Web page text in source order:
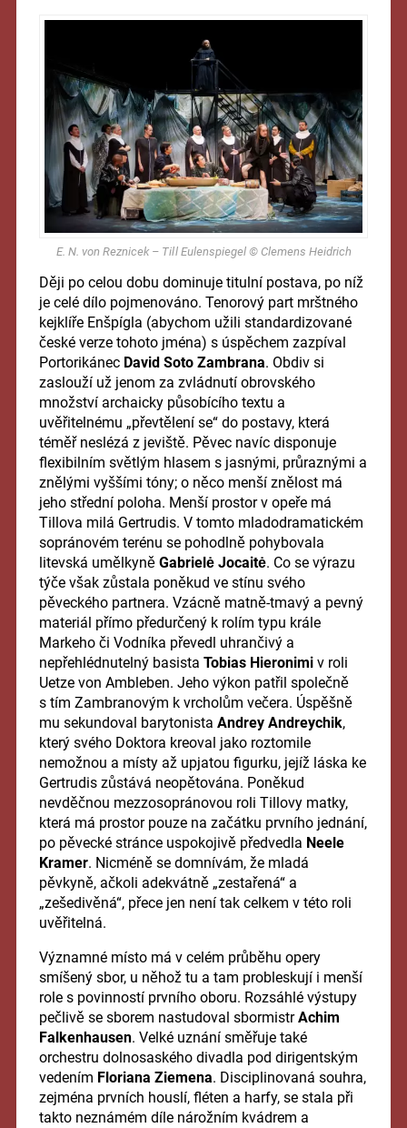
E. N. von Reznicek – Til l Eulenspiegel © Clemens Heidrich
Ději po celou dobu dominuje titulní postava, po níž
je celé dílo pojmenováno. Tenorový part mrštného
kejklíře Enšpígla (abychom užili standardizované
české verze tohoto jména) s úspěchem zazpíval
Portorikánec David Soto Zambrana. Obdiv si
zaslouží už jenom za zvládnutí obrovského
množství archaicky působícího textu a
uvěřitelnému „převtělení se“ do postavy, která
téměř neslézá z jeviště. Pěvec navíc disponuje
flexibilním světlým hlasem s jasnými, průraznými a
znělými vyššími tóny; o něco menší znělost má
jeho střední poloha. Menší prostor v opeře má
Tillova milá Gertrudis. V tomto mladodramatickém
sopránovém terénu se pohodlně pohybovala
litevská umělkyně Gabrielė Jocaitė. Co se výrazu
týče však zůstala poněkud ve stínu svého
pěveckého partnera. Vzácně matně-tmavý a pevný
materiál přímo předurčený k rolím typu krále
Markeho či Vodníka převedl uhrančivý a
nepřehlédnutelný basista Tobias Hieronimiv roli
Uetze von Ambleben. Jeho výkon patřil společně
s tím Zambranovým k vrcholům večera. Úspěšně
mu sekundoval barytonista Andrey Andreychik,
který svého Doktora kreoval jako roztomile
nemožnou a místy až upjatou figurku, jejíž láska ke
Gertrudis zůstává neopětována. Poněkud
nevděčnou mezzosopránovou roli Tillovy matky,
která má prostor pouze na začátku prvního jednání,
po pěvecké stránce uspokojivě předvedla Neele
Kramer. Nicméně se domnívám, že mladá
pěvkyně, ačkoli adekvátně „zestařená“ a
„zešedivěná“, přece jen není tak celkem v této roli
uvěřitelná.
Významné místo má v celém průběhu opery
smíšený sbor, u něhož tu a tam probleskují i menší
role s povinností prvního oboru. Rozsáhlé výstupy
pečlivě se sborem nastudoval sbormistrAchim
Falkenhausen. Velké uznání směřuje také
orchestru dolnosaského divadla pod dirigentským
vedením Floriana Ziemena. Disciplinovaná souhra,
zejména prvních houslí, fléten a harfy, se stala při
takto neznámém díle nárožním kvádrem a